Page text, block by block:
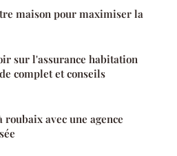
maison pour maximiser la
sur l'assurance habitation
complet et conseils
avec une agence